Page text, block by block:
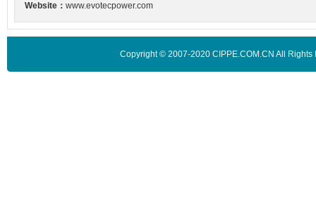
Website： www.evotecpower.com
Copyright © 2007-2020 CIPPE.COM.CN All